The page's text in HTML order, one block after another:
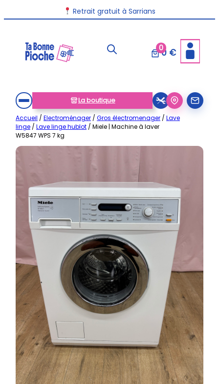
au
Retrait gratuit à Sarrians
00 €
La boutique
Accueil / Electroménager / Gros électromenager / Lave
linge / Lave linge hublot / Miele | Machine à laver
W5847 WPS 7 kg